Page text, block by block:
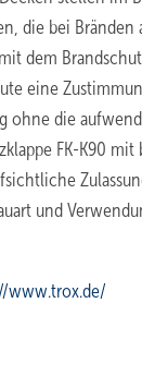
die bei
dem
eine
ohne die
FK-K90
und
www.trox.de/